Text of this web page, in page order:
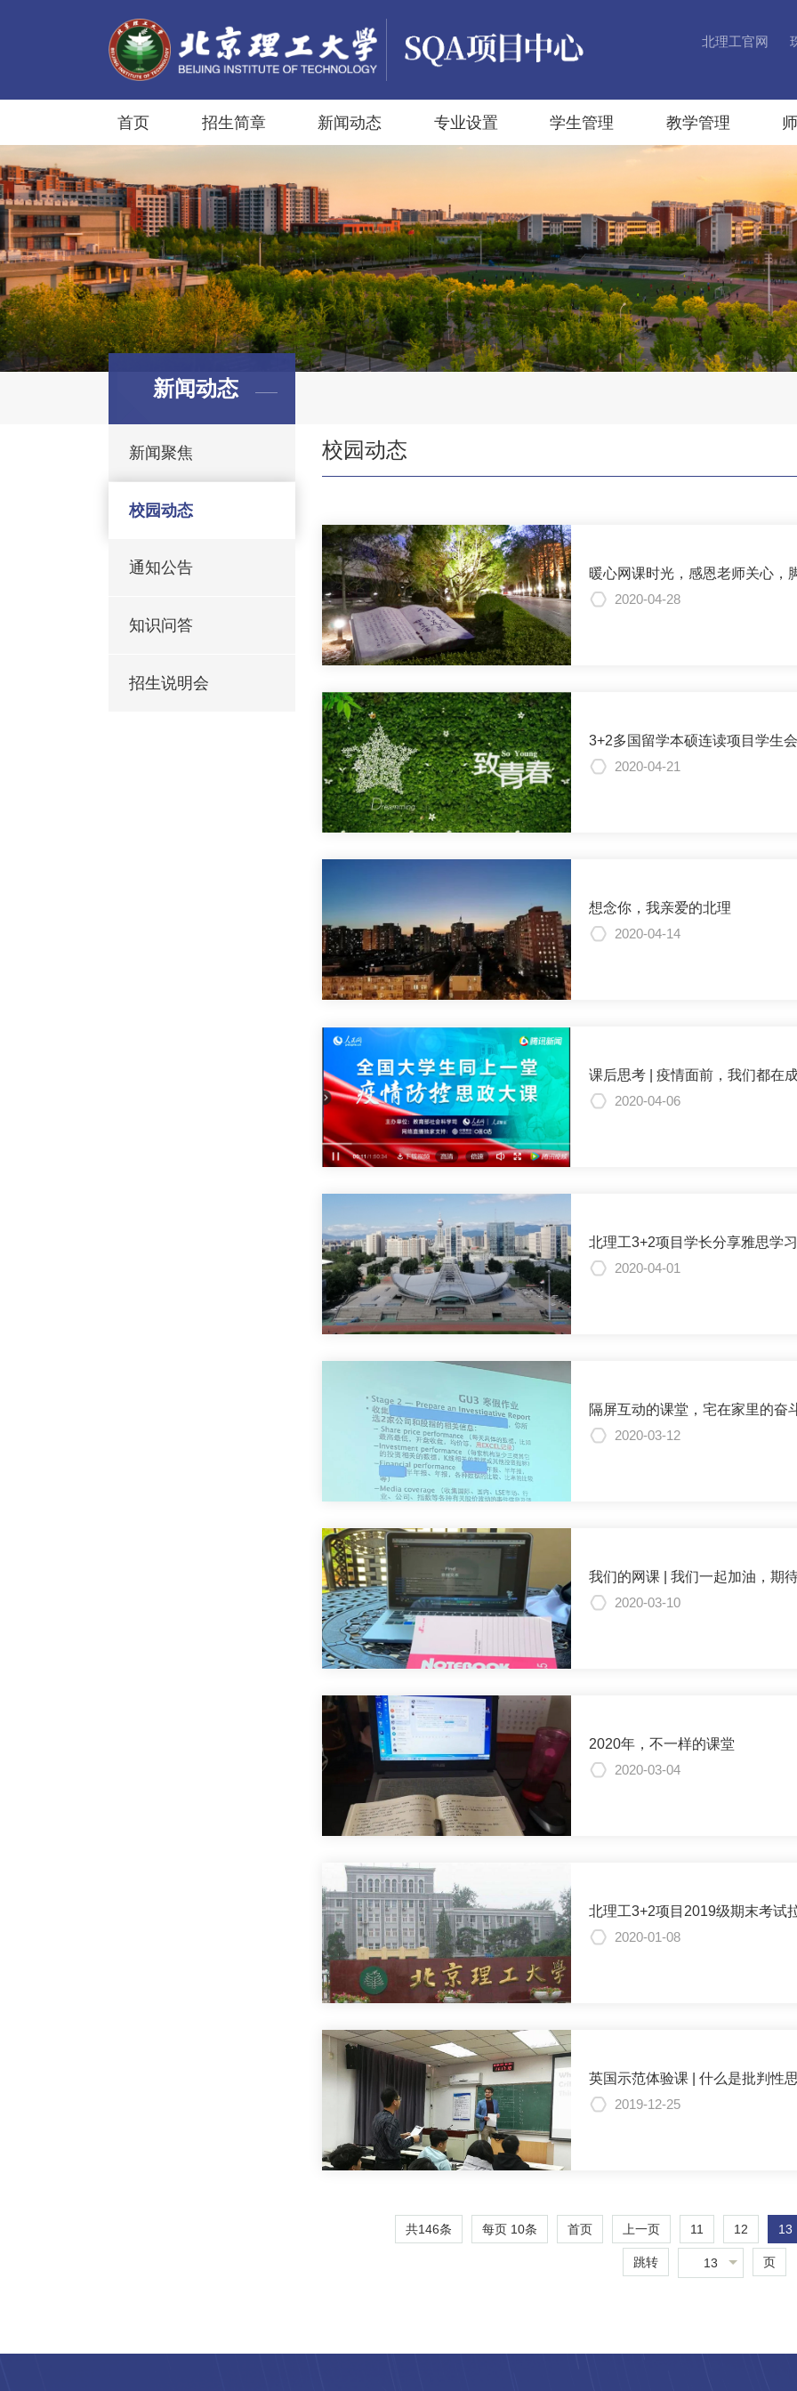
北理工官网
首页 招生简章 新闻动态 专业设置 学生管理 教学管理
新闻动态
新闻聚焦
校园动态
通知公告
知识问答
招生说明会
校园动态
暖心网课时光，感恩老师关心，
2020-04-28
3+2多国留学本硕连读项目学生
2020-04-21
想念你，我亲爱的北理
2020-04-14
课后思考 | 疫情面前，我们都在
2020-04-06
北理工3+2项目学长分享雅思学
2020-04-01
隔屏互动的课堂，宅在家里的奋
2020-03-12
我们的网课 | 我们一起加油，期
2020-03-10
2020年，不一样的课堂
2020-03-04
北理工3+2项目2019级期末考试
2020-01-08
英国示范体验课 | 什么是批判性
2019-12-25
共146条 每页 10条 首页 上一页 11 12 13
跳转 13 页